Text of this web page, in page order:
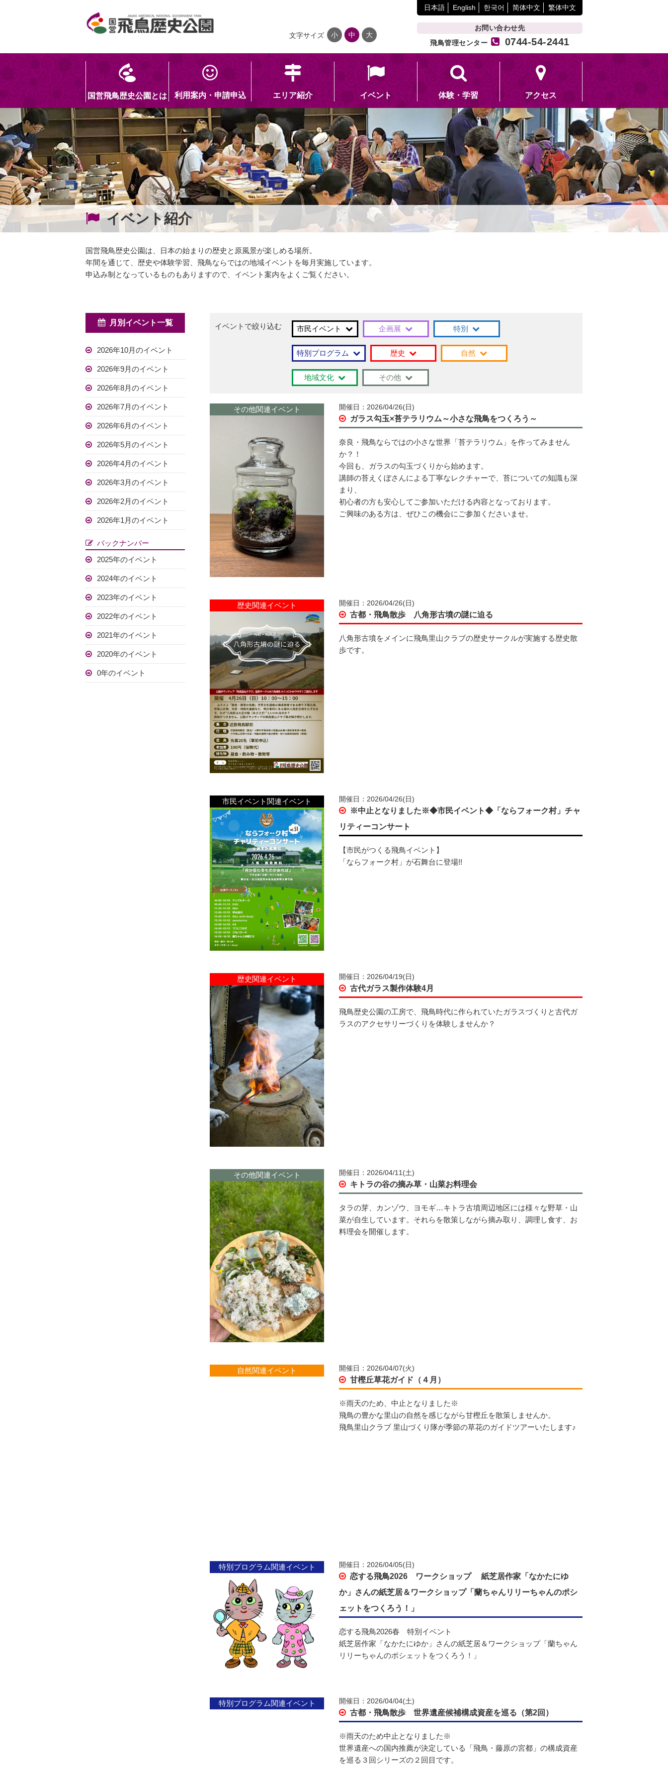
日本語 English 한국어 简体中文 繁体中文
文字サイズ 小 中 大
お問い合わせ先
飛鳥管理センター
0744-54-2441
国営飛鳥歴史公園とは 利用案内・申請申込 エリア紹介 イベント 体験・学習 アクセス
イベント紹介
国営飛鳥歴史公園は、日本の始まりの歴史と原風景が楽しめる場所。
年間を通じて、歴史や体験学習、飛鳥ならではの地域イベントを毎月実施しています。
申込み制となっているものもありますので、イベント案内をよくご覧ください。
月別イベント一覧
2026年10月のイベント
2026年9月のイベント
2026年8月のイベント
2026年7月のイベント
2026年6月のイベント
2026年5月のイベント
2026年4月のイベント
2026年3月のイベント
2026年2月のイベント
2026年1月のイベント
バックナンバー
2025年のイベント
2024年のイベント
2023年のイベント
2022年のイベント
2021年のイベント
2020年のイベント
0年のイベント
イベントで絞り込む 市民イベント 企画展 特別
特別プログラム 歴史 自然
地域文化 その他
開催日：2026/04/26(日)
ガラス勾玉×苔テラリウム～小さな飛鳥をつくろう～
奈良・飛鳥ならではの小さな世界「苔テラリウム」を作ってみません
か？！
今回も、ガラスの勾玉づくりから始めます。
講師の苔えくぼさんによる丁寧なレクチャーで、苔についての知識も深
まり、
初心者の方も安心してご参加いただける内容となっております。
ご興味のある方は、ぜひこの機会にご参加くださいませ。
その他関連イベント
開催日：2026/04/26(日)
古都・飛鳥散歩 八角形古墳の謎に迫る
八角形古墳をメインに飛鳥里山クラブの歴史サークルが実施する歴史散
歩です。
歴史関連イベント
開催日：2026/04/26(日)
※中止となりました※◆市民イベント◆「ならフォーク村」チャ
リティーコンサート
【市民がつくる飛鳥イベント】
「ならフォーク村」が石舞台に登場!!
市民イベント関連イベント
開催日：2026/04/19(日)
古代ガラス製作体験4月
飛鳥歴史公園の工房で、飛鳥時代に作られていたガラスづくりと古代ガ
ラスのアクセサリーづくりを体験しませんか？
歴史関連イベント
開催日：2026/04/11(土)
キトラの谷の摘み草・山菜お料理会
タラの芽、カンゾウ、ヨモギ…キトラ古墳周辺地区には様々な野草・山
菜が自生しています。それらを散策しながら摘み取り、調理し食す、お
料理会を開催します。
その他関連イベント
開催日：2026/04/07(火)
甘樫丘草花ガイド（４月）
※雨天のため、中止となりました※
飛鳥の豊かな里山の自然を感じながら甘樫丘を散策しませんか。
飛鳥里山クラブ 里山づくり隊が季節の草花のガイドツアーいたします♪
自然関連イベント
開催日：2026/04/05(日)
恋する飛鳥2026 ワークショップ 紙芝居作家「なかたにゆ
か」さんの紙芝居＆ワークショップ「蘭ちゃんリリーちゃんのポシ
ェットをつくろう！」
恋する飛鳥2026春 特別イベント
紙芝居作家「なかたにゆか」さんの紙芝居＆ワークショップ「蘭ちゃん
リリーちゃんのポシェットをつくろう！」
特別プログラム関連イベント
開催日：2026/04/04(土)
古都・飛鳥散歩 世界遺産候補構成資産を巡る（第2回）
※雨天のため中止となりました※
世界遺産への国内推薦が決定している「飛鳥・藤原の宮都」の構成資産
を巡る３回シリーズの２回目です。
特別プログラム関連イベント